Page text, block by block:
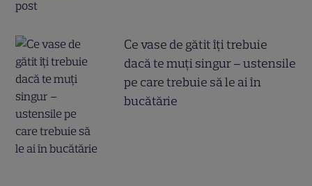
Ce vase de gătit îți trebuie
dacă te muți singur – ustensile
pe care trebuie să le ai în
bucătărie